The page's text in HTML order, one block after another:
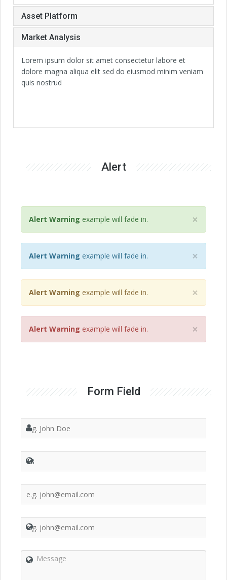
Asset Platform
Market Analysis
Lorem ipsum dolor sit amet consectetur labore et
dolore magna aliqua elit sed do eiusmod minim veniam
quis nostrud
Alert
×
Alert Warning example will fade in.
×
Alert Warning example will fade in.
×
Alert Warning example will fade in.
×
Alert Warning example will fade in.
Form Field